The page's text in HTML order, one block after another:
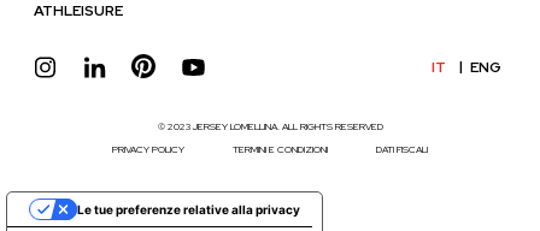
ATHLEISURE
IT ENG
© 2023 JERSEY LOMELLINA. ALL RIGHTS RESERVED
PRIVACY POLICY
TERMINI E CONDIZIONI DATI FISCALI
Le tue preferenze relative alla privacy